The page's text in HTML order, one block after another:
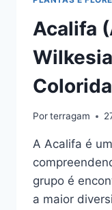
Acalifa
Porterragam
A Acalifa é
grupo é
a maior